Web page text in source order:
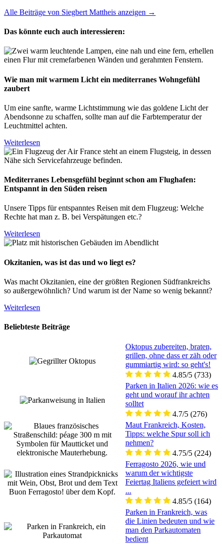
Alle Beiträge von Siegbert Mattheis anzeigen →
Das könnte euch auch interessieren:
Wie man mit warmem Licht ein mediterranes Wohngefühl
zaubert
Um eine sanfte, warme Lichtstimmung wie das goldene Licht der
Abendsonne zu schaffen, sollte man auf die Farbtemperatur der
Leuchtmittel achten.
Weiterlesen
Mediterranes Lebensgefühl beginnt schon am Flughafen:
Entspannt in den Süden reisen
Unsere Tipps für entspanntes Reisen mit dem Flugzeug: Welche
Rechte hat man z. B. bei Verspätungen etc.?
Weiterlesen
Okzitanien, was ist das und wo liegt es?
Was macht Okzitanien, eine der größten Regionen Südfrankreichs
so außergewöhnlich? Und warum ist der Name so wenig bekannt?
Weiterlesen
Beliebteste Beiträge
Oktopus zubereiten, braten,
grillen, ohne dass er zäh oder
gummiartig wird: so geht's!
4.85/5 (733)
Parken in Italien 2026: wie es
geht und worauf ihr achten
solltet
4.7/5 (276)
Maut Frankreich, Kosten,
Tipps: welche Spur soll ich
nehmen?
4.75/5 (224)
Ferragosto 2026, wie und
warum der wichtigste
Feiertag Italiens gefeiert wird
...
4.85/5 (164)
Parken in Frankreich, was
die Linien bedeuten und wie
man den Parkautomaten
bedient